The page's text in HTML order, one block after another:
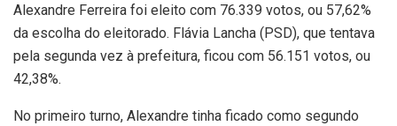
Alexandre Ferreira foi eleito com 76.339 votos, ou 57,62%
da escolha do eleitorado. Flávia Lancha (PSD), que tentava
pela segunda vez à prefeitura, ficou com 56.151 votos, ou
42,38%.
No primeiro turno, Alexandre tinha ficado como segundo